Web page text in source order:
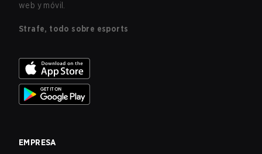
web y móvil.
Strafe, todo sobre esports
EMPRESA